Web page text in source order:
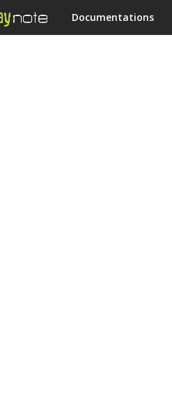
Documentations